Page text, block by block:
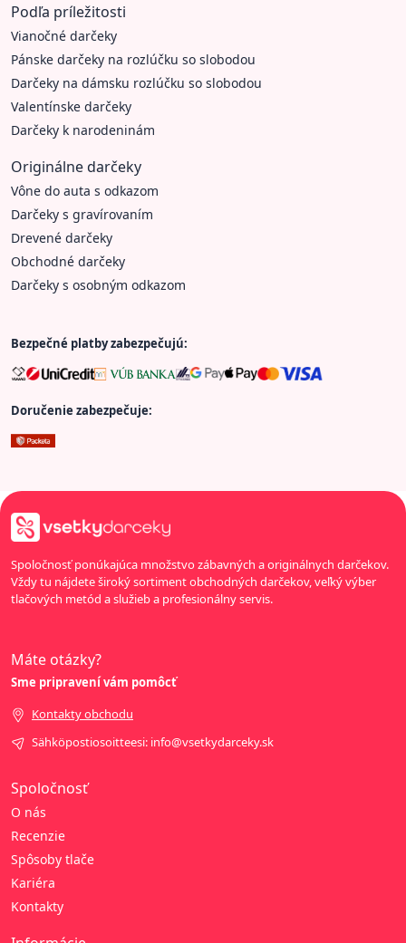
Podľa príležitosti
Vianočné darčeky
Pánske darčeky na rozlúčku so slobodou
Darčeky na dámsku rozlúčku so slobodou
Valentínske darčeky
Darčeky k narodeninám
Originálne darčeky
Vône do auta s odkazom
Darčeky s gravírovaním
Drevené darčeky
Obchodné darčeky
Darčeky s osobným odkazom
Bezpečné platby zabezpečujú:
Doručenie zabezpečuje:
Spoločnosť ponúkajúca množstvo zábavných a originálnych darčekov.
Vždy tu nájdete široký sortiment obchodných darčekov, veľký výber
tlačových metód a služieb a profesionálny servis.
Spoločnosť
O nás
Recenzie
Spôsoby tlače
Kariéra
Kontakty
Máte otázky?
Sme pripravení vám pomôcť
Kontakty obchodu
Sähköpostiosoitteesi: info@vsetkydarceky.sk